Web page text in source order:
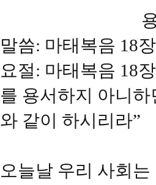
용서
말씀: 마태복
요절: 마태복음 18
를 용서하지 아니
와 같이 하시리라”
오늘날 우리 사회